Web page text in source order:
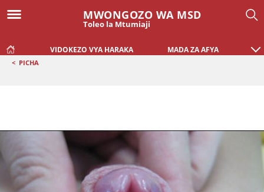
MWONGOZO WA MSD
Toleo la Mtumiaji
VIDOKEZO VYA HARAKA MADA ZA AFYA
< PICHA